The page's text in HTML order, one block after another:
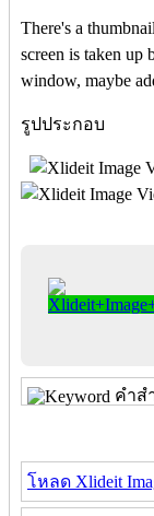
There's a
screen is taken up
window, maybe
รูปประกอบ
คำส
โหลด Xlideit